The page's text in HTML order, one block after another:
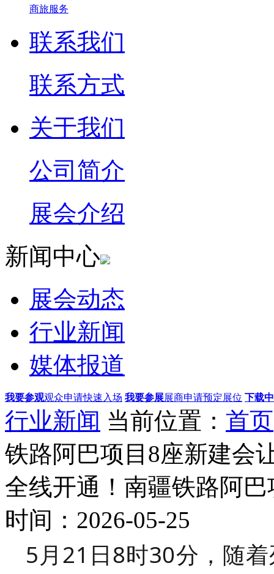
商旅服务
联系我们
联系方式
关于我们
公司简介
展会介绍
新闻中心
展会动态
行业新闻
媒体报道
我要参观观众申请快速入场 我要参展展商申请预定展位 下载
行业新闻 当前位置： 首页
铁路阿巴项目8座新建会
全线开通！南疆铁路阿
时间：2026-05-25
5月21日8时30分，随